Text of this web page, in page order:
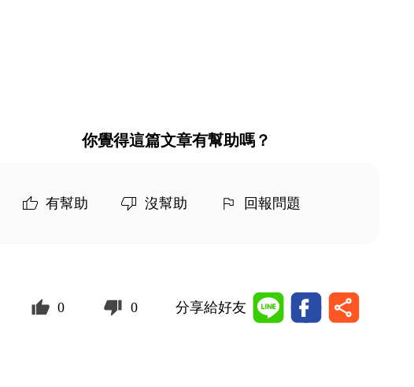
你覺得這篇文章有幫助嗎？
有幫助 沒幫助 回報問題
0 0 分享給好友